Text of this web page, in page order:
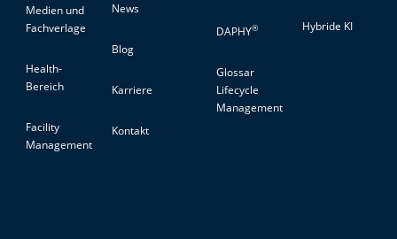
Medien und
Fachverlage
Health-
Bereich
Facility
Management
News
Blog
Karriere
Kontakt
DAPHY®
Glossar
Lifecycle
Management
Hybride KI